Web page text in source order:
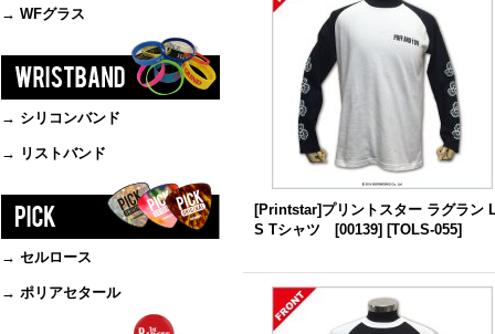
→ WFグラス
→ シリコンバンド
→ リストバンド
→ セルロース
→ ポリアセタール
[Printstar]プリントスター ラグラン
S Tシャツ [00139] [TOLS-055]